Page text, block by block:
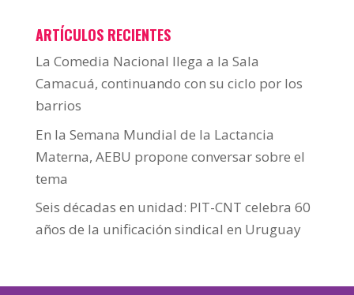
ARTÍCULOS RECIENTES
La Comedia Nacional llega a la Sala
Camacuá, continuando con su ciclo por los
barrios
En la Semana Mundial de la Lactancia
Materna, AEBU propone conversar sobre el
tema
Seis décadas en unidad: PIT-CNT celebra 60
años de la unificación sindical en Uruguay